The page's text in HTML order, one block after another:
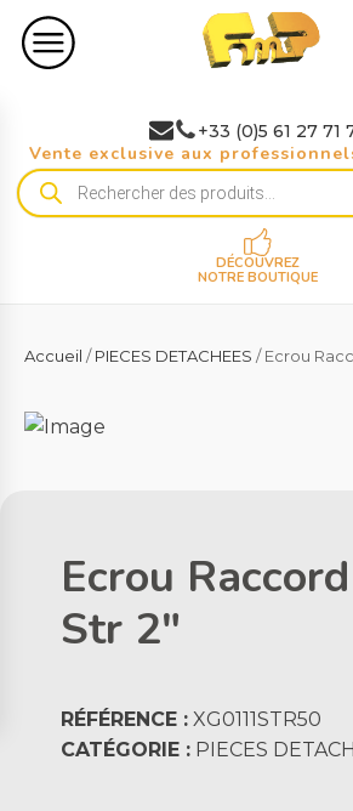
+33 (0)5 61 27 71
Vente exclusive aux
Recherche
de
DÉCOUVREZ
NOTRE BOUTIQUE
Accueil /PIECES DETACHEES / Ecrou
Ecrou
Str 2"
RÉFÉRENCE : XG0111STR50
CATÉGORIE : PIECES